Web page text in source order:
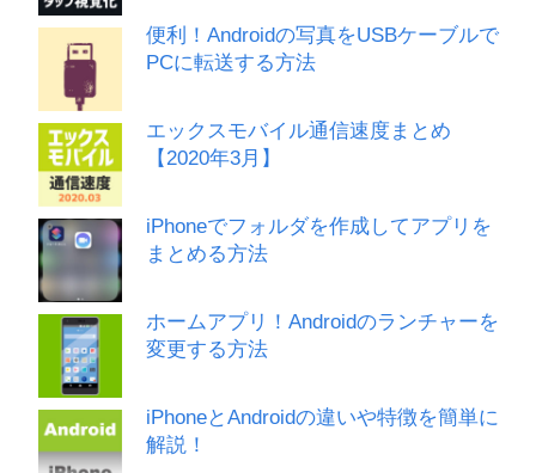
便利！Androidの写真をUSBケーブルで
PCに転送する方法
エックスモバイル通信速度まとめ
【2020年3月】
iPhoneでフォルダを作成してアプリを
まとめる方法
ホームアプリ！Androidのランチャーを
変更する方法
iPhoneとAndroidの違いや特徴を簡単に
解説！